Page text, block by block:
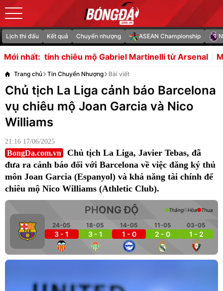
Lịch thi đấu Kết quả Chuyển nhượng ASEAN Championship
Mới nhất:
mộ Gabriel Martinelli từ Arsenal Martin Zubimendi
Trang chủ Tin Chuyển Nhượng Bài viết
Chủ tịch La Liga cảnh báo Barcelona
vụ chiêu mộ Joan Garcia và Nico
Williams
21:16 17/06/2025
BongDa.com.vn
Chủ tịch La Liga, Javier Tebas, đã
đưa ra cảnh báo đối với Barcelona về việc đăng ký thủ
môn Joan Garcia (Espanyol) và khả năng tài chính để
chiêu mộ Nico Williams (Athletic Club).
PHONG ĐỘ
24-05
3 - 1
18-05
3 - 1
14-05
1 - 0
11-05
2 - 0
03-05
1 - 2
Thắng Hòa Thua